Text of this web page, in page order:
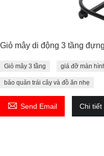
Giỏ mây di động 3 tầng
Giỏ mây 3 tầng giá đỡ màn
bảo quản trái cây và đồ ăn nhẹ
 Send Email Chi tiết